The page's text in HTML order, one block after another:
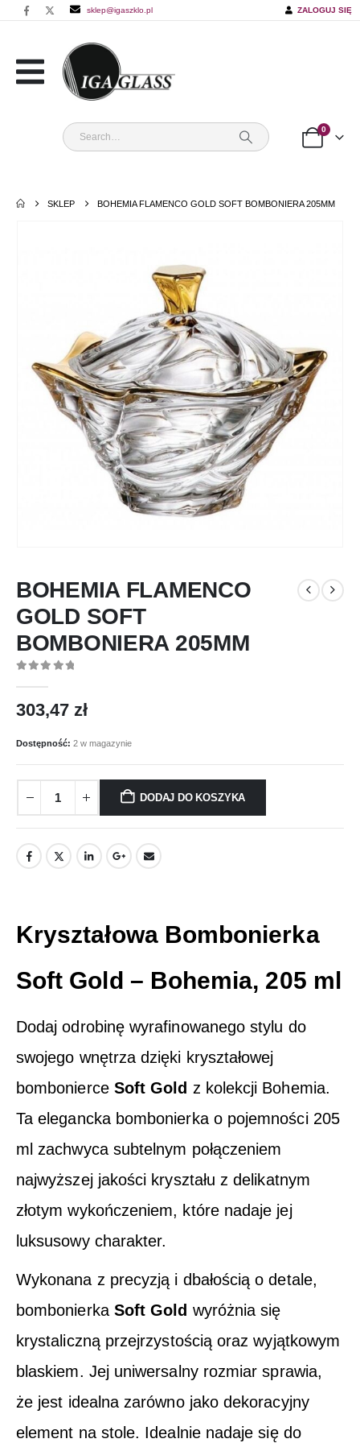
sklep@igaszklo.pl ZALOGUJ SIĘ
0
SKLEP BOHEMIA FLAMENCO GOLD SOFT BOMBONIERA 205MM
BOHEMIA FLAMENCO
GOLD SOFT
BOMBONIERA 205MM
303,47 zł
Dostępność: 2 w magazynie
DODAJ DO KOSZYKA
Kryształowa Bombonierka
Soft Gold – Bohemia, 205 ml
Dodaj odrobinę wyrafinowanego stylu do
swojego wnętrza dzięki kryształowej
bombonierce Soft Gold z kolekcji Bohemia.
Ta elegancka bombonierka o pojemności 205
ml zachwyca subtelnym połączeniem
najwyższej jakości kryształu z delikatnym
złotym wykończeniem, które nadaje jej
luksusowy charakter.
Wykonana z precyzją i dbałością o detale,
bombonierka Soft Gold wyróżnia się
krystaliczną przejrzystością oraz wyjątkowym
blaskiem. Jej uniwersalny rozmiar sprawia,
że jest idealna zarówno jako dekoracyjny
element na stole. Idealnie nadaje się do